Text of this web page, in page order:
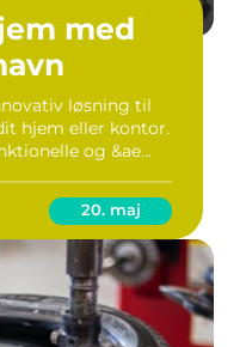
med
løsning til
hjem eller kontor.
og &ae...
20. maj